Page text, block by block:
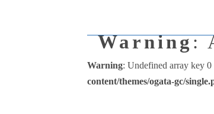
Warning:
Warning: Undefined array key 0
content/themes/ogata-gc/